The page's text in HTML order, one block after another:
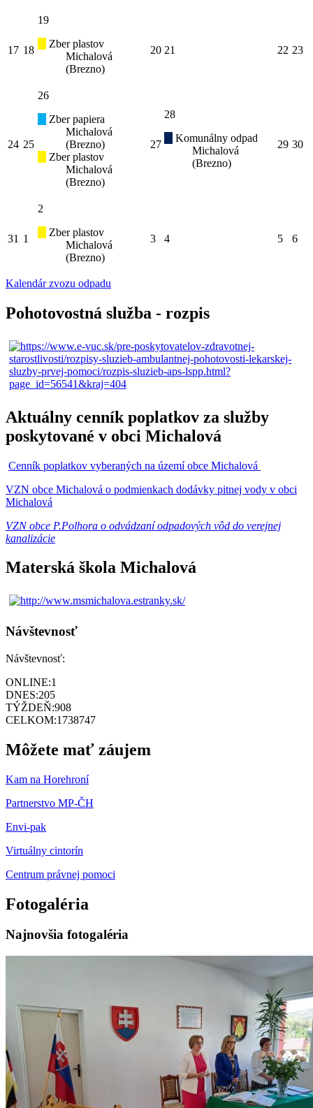
17 18
19
Zber plastov
Michalová
(Brezno)
20 21 22 23
24 25
26
Zber papiera
Michalová
(Brezno)
Zber plastov
Michalová
(Brezno)
27
28
Komunálny odpad
Michalová
(Brezno)
29 30
31 1
2
Zber plastov
Michalová
(Brezno)
3 4 5 6
Kalendár zvozu odpadu
Pohotovostná služba - rozpis
Aktuálny cenník poplatkov za služby
poskytované v obci Michalová
Cenník poplatkov vyberaných na území obce Michalová
VZN obce Michalová o podmienkach dodávky pitnej vody v obci
Michalová
VZN obce P.Polhora o odvádzaní odpadových vôd do verejnej
kanalizácie
Materská škola Michalová
Návštevnosť
Návštevnosť:
ONLINE:1
DNES:205
TÝŽDEŇ:908
CELKOM:1738747
Môžete mať záujem
Kam na Horehroní
Partnerstvo MP-ČH
Envi-pak
Virtuálny cintorín
Centrum právnej pomoci
Fotogaléria
Najnovšia fotogaléria